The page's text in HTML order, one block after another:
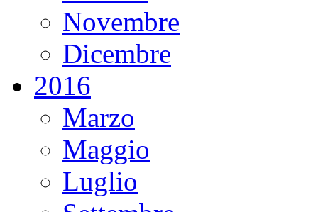
Novembre
Dicembre
2016
Marzo
Maggio
Luglio